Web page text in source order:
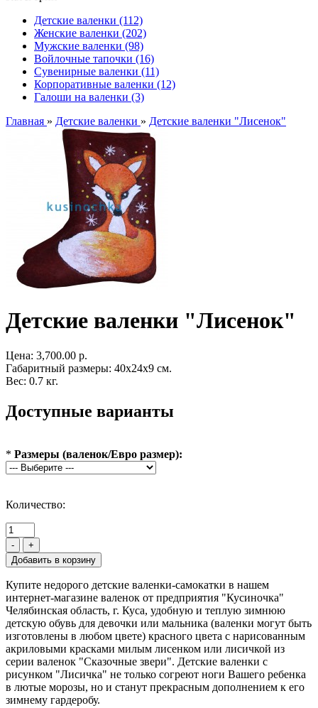
Детские валенки (112)
Женские валенки (202)
Мужские валенки (98)
Войлочные тапочки (16)
Сувенирные валенки (11)
Корпоративные валенки (12)
Галоши на валенки (3)
Главная » Детские валенки » Детские валенки "Лисенок"
Детские валенки "Лисенок"
Цена: 3,700.00 р.
Габаритный размеры: 40x24x9 см.
Вес: 0.7 кг.
Доступные варианты
* Размеры (валенок/Евро размер):
Количество:
- +
Купите недорого детские валенки-самокатки в нашем
интернет-магазине валенок от предприятия "Кусиночка"
Челябинская область, г. Куса, удобную и теплую зимнюю
детскую обувь для девочки или мальника (валенки могут быть
изготовлены в любом цвете) красного цвета с нарисованным
акриловыми красками милым лисенком или лисичкой из
серии валенок "Сказочные звери". Детские валенки с
рисунком "Лисичка" не только согреют ноги Вашего ребенка
в лютые морозы, но и станут прекрасным дополнением к его
зимнему гардеробу.